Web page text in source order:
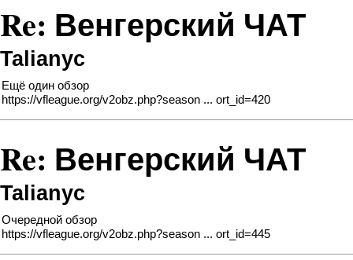
Re: Венгерский ЧАТ
Talianyc
Ещё один обзор
https://vfleague.org/v2obz.php?season ... ort_id=420
Re: Венгерский ЧАТ
Talianyc
Очередной обзор
https://vfleague.org/v2obz.php?season ... ort_id=445